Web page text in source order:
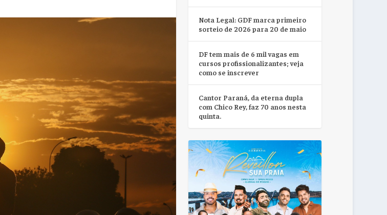
Nota Legal: GDF marca primeiro
sorteio de 2026 para 20 de maio
DF tem mais de 6 mil vagas em
cursos profissionalizantes; veja
como se inscrever
Cantor Paraná, da eterna dupla
com Chico Rey, faz 70 anos nesta
quinta.